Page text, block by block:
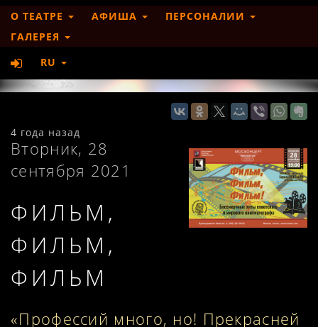
О ТЕАТРЕ АФИША
ПЕРСОНАЛИИ
ГАЛЕРЕЯ
RU
4 года назад
Вторник, 28
сентября 2021
ФИЛЬМ,
ФИЛЬМ,
ФИЛЬМ
«Профессий много, но! Прекрасней